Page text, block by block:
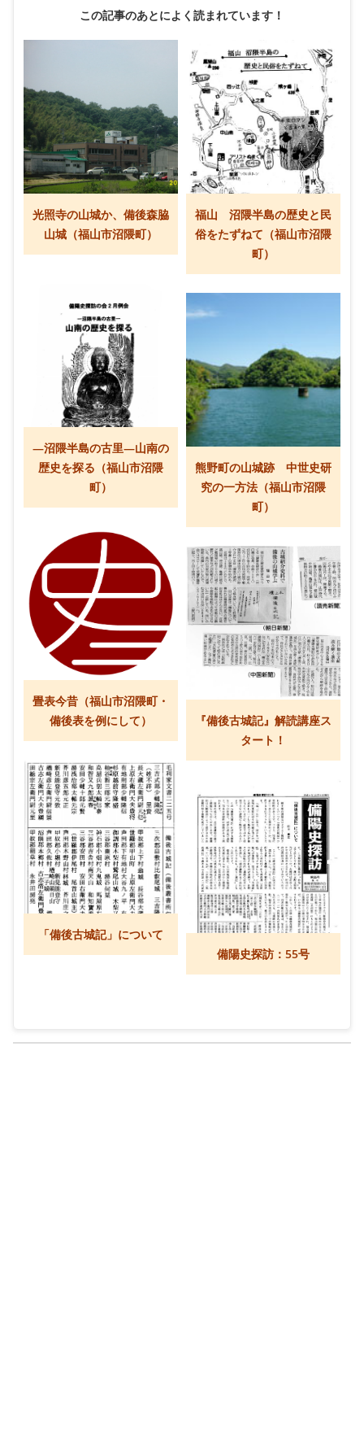
この記事のあとによく読まれています！
光照寺の山城か、備後森脇
山城（福山市沼隈町）
福山 沼隈半島の歴史と民
俗をたずねて（福山市沼隈
町）
―沼隈半島の古里―山南の
歴史を探る（福山市沼隈
町）
熊野町の山城跡 中世史研
究の一方法（福山市沼隈
町）
畳表今昔（福山市沼隈町・
備後表を例にして）
『備後古城記』解読講座ス
タート！
「備後古城記」について
備陽史探訪：55号